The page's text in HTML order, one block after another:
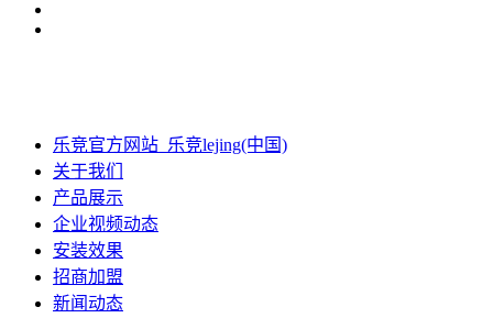
乐竞官方网站_乐竞lejing(中国)
关于我们
产品展示
企业视频动态
安装效果
招商加盟
新闻动态